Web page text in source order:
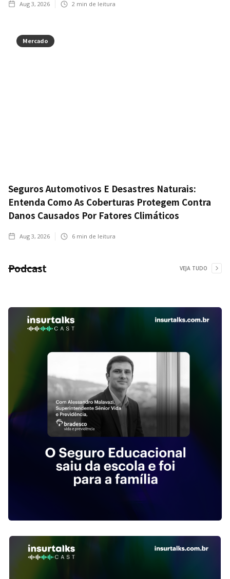
Aug 3, 2026 2 min de leitura
Mercado
Seguros Automotivos E Desastres Naturais:
Entenda Como As Coberturas Protegem Contra
Danos Causados Por Fatores Climáticos
Aug 3, 2026 6 min de leitura
Podcast VEJA TUDO